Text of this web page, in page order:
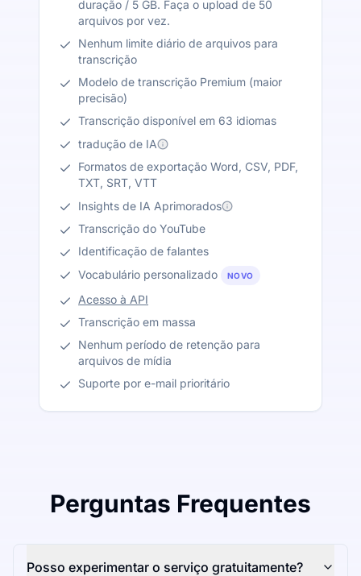
duração / 5 GB. Faça o upload de 50
arquivos por vez.
Nenhum limite diário de arquivos para
transcrição
Modelo de transcrição Premium (maior
precisão)
Transcrição disponível em 63 idiomas
tradução de IA
Formatos de exportação Word, CSV, PDF,
TXT, SRT, VTT
Insights de IA Aprimorados
Transcrição do YouTube
Identificação de falantes
Vocabulário personalizado
NOVO
Acesso à API
Transcrição em massa
Nenhum período de retenção para
arquivos de mídia
Suporte por e-mail prioritário
Perguntas Frequentes
Posso experimentar o serviço gratuitamente?